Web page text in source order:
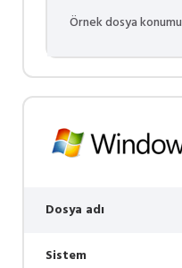
Örnek dosya konumu
Dosya adı
Sistem